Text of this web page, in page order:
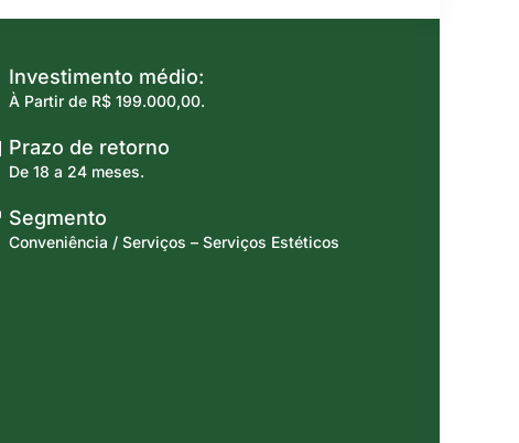
Investimento médio:
À Partir de R$ 199.000,00.
Prazo de retorno
De 18 a 24 meses.
Segmento
Conveniência / Serviços – Serviços Estéticos